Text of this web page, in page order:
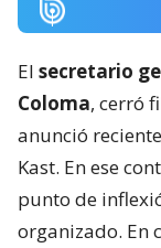
El secretario
Coloma, cerró
anunció
Kast. En ese
punto de
organizado. En